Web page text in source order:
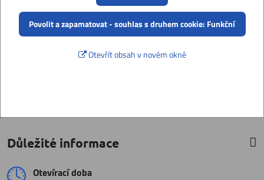
Povolit a zapamatovat - souhlas s druhem cookie: Funkční
Otevřít obsah v novém okně
Důležité informace
Otevírací doba